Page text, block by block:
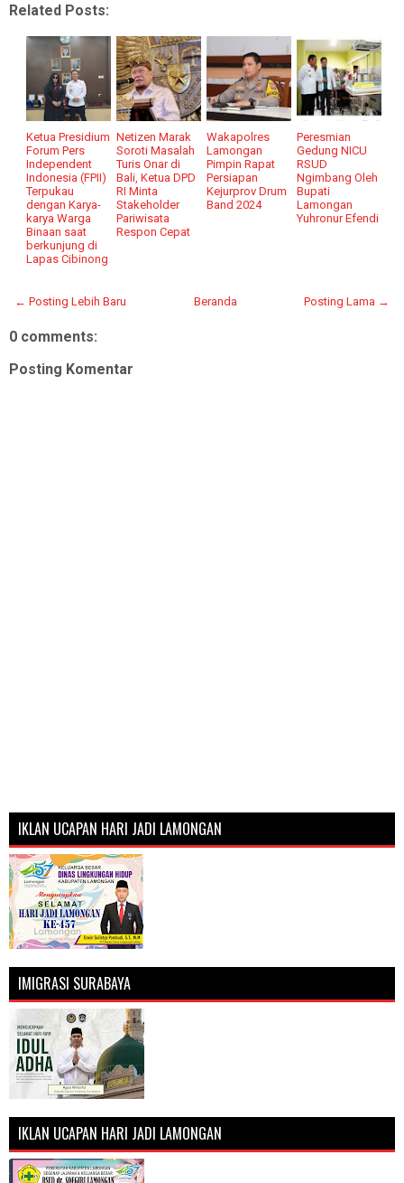
Related Posts:
Ketua Presidium
Forum Pers
Independent
Indonesia (FPII)
Terpukau
dengan Karya-
karya Warga
Binaan saat
berkunjung di
Lapas Cibinong
Netizen Marak
Soroti Masalah
Turis Onar di
Bali, Ketua DPD
RI Minta
Stakeholder
Pariwisata
Respon Cepat
Wakapolres
Lamongan
Pimpin Rapat
Persiapan
Kejurprov Drum
Band 2024
Peresmian
Gedung NICU
RSUD
Ngimbang Oleh
Bupati
Lamongan
Yuhronur Efendi
← Posting Lebih Baru Posting Lama →
Beranda
0 comments:
Posting Komentar
IKLAN UCAPAN HARI JADI LAMONGAN
IMIGRASI SURABAYA
IKLAN UCAPAN HARI JADI LAMONGAN